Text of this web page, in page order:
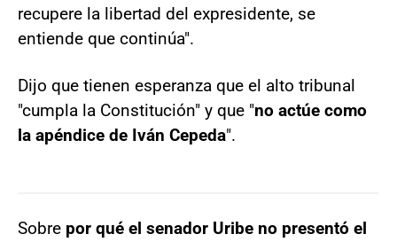
recupere la libertad del expresidente, se
entiende que continúa".
Dijo que tienen esperanza que el alto tribunal
"cumpla la Constitución" y que "no actúe como
la apéndice de Iván Cepeda".
Sobre por qué el senador Uribe no presentó el